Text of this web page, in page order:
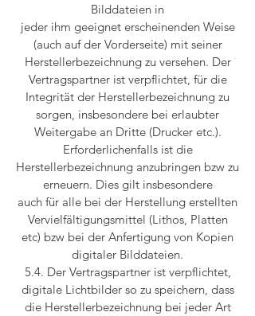
Bilddateien in
jeder ihm geeignet erscheinenden Weise
(auch auf der Vorderseite) mit seiner
Herstellerbezeichnung zu versehen. Der
Vertragspartner ist verpflichtet, für die
Integrität der Herstellerbezeichnung zu
sorgen, insbesondere bei erlaubter
Weitergabe an Dritte (Drucker etc.).
Erforderlichenfalls ist die
Herstellerbezeichnung anzubringen bzw zu
erneuern. Dies gilt insbesondere
auch für alle bei der Herstellung erstellten
Vervielfältigungsmittel (Lithos, Platten
etc) bzw bei der Anfertigung von Kopien
digitaler Bilddateien.
5.4. Der Vertragspartner ist verpflichtet,
digitale Lichtbilder so zu speichern, dass
die Herstellerbezeichnung bei jeder Art